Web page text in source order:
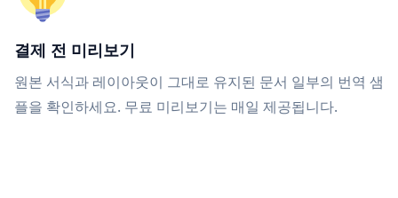
결제 전 미리보기
원본 서식과 레이아웃이 그대로 유지된 문서 일부의 번역 샘
플을 확인하세요. 무료 미리보기는 매일 제공됩니다.